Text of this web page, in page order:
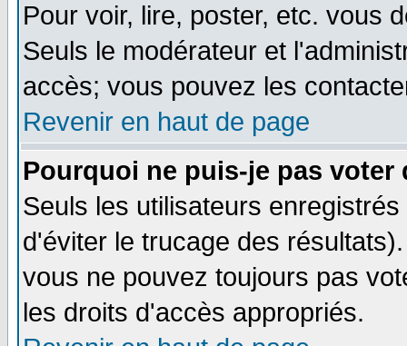
Pour voir, lire, poster, etc. vous
Seuls le modérateur et
accès; vous pouvez les
Revenir en haut de page
Pourquoi ne puis-je pas voter
Seuls les utilisateurs
d'éviter le trucage des
vous ne pouvez toujours pas
les droits d'accès appropriés.